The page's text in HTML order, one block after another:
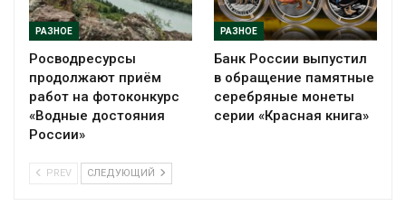
РАЗНОЕ
Росводресурсы
продолжают приём
работ на фотоконкурс
«Водные достояния
России»
РАЗНОЕ
Банк России выпустил
в обращение памятные
серебряные монеты
серии «Красная книга»
PREV СЛЕДУЮЩИЙ